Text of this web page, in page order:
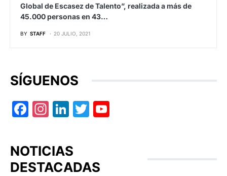
Global de Escasez de Talento”, realizada a más de
45.000 personas en 43…
BY STAFF 20 JULIO, 2021
SÍGUENOS
Facebook
Instagram
LinkedIn
Twitter
NOTICIAS
DESTACADAS